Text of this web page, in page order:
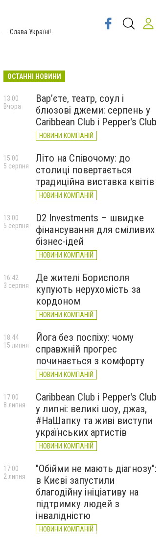
Слава Україні!
ОСТАННІ НОВИНИ
Вар’єте, театр, соул і
блюзові джеми: серпень у
Caribbean Club і Pepper's Club
НОВИНИ КОМПАНІЙ
13:00
Вчора
Літо на Співочому: до
столиці повертається
традиційна виставка квітів
НОВИНИ КОМПАНІЙ
15:00
5 серпня
D2 Investments – швидке
фінансування для сміливих
бізнес-ідей
НОВИНИ КОМПАНІЙ
13:00
5 серпня
Де жителі Борисполя
купують нерухомість за
кордоном
НОВИНИ КОМПАНІЙ
16:42
3 серпня
Йога без поспіху: чому
справжній прогрес
починається з комфорту
НОВИНИ КОМПАНІЙ
18:44
15 липня
Caribbean Club і Pepper's Club
у липні: великі шоу, джаз,
#НаШапку та живі виступи
українських артистів
НОВИНИ КОМПАНІЙ
17:00
8 липня
"Обійми не мають діагнозу":
в Києві запустили
благодійну ініціативу на
підтримку людей з
інвалідністю
НОВИНИ КОМПАНІЙ
17:00
2 липня